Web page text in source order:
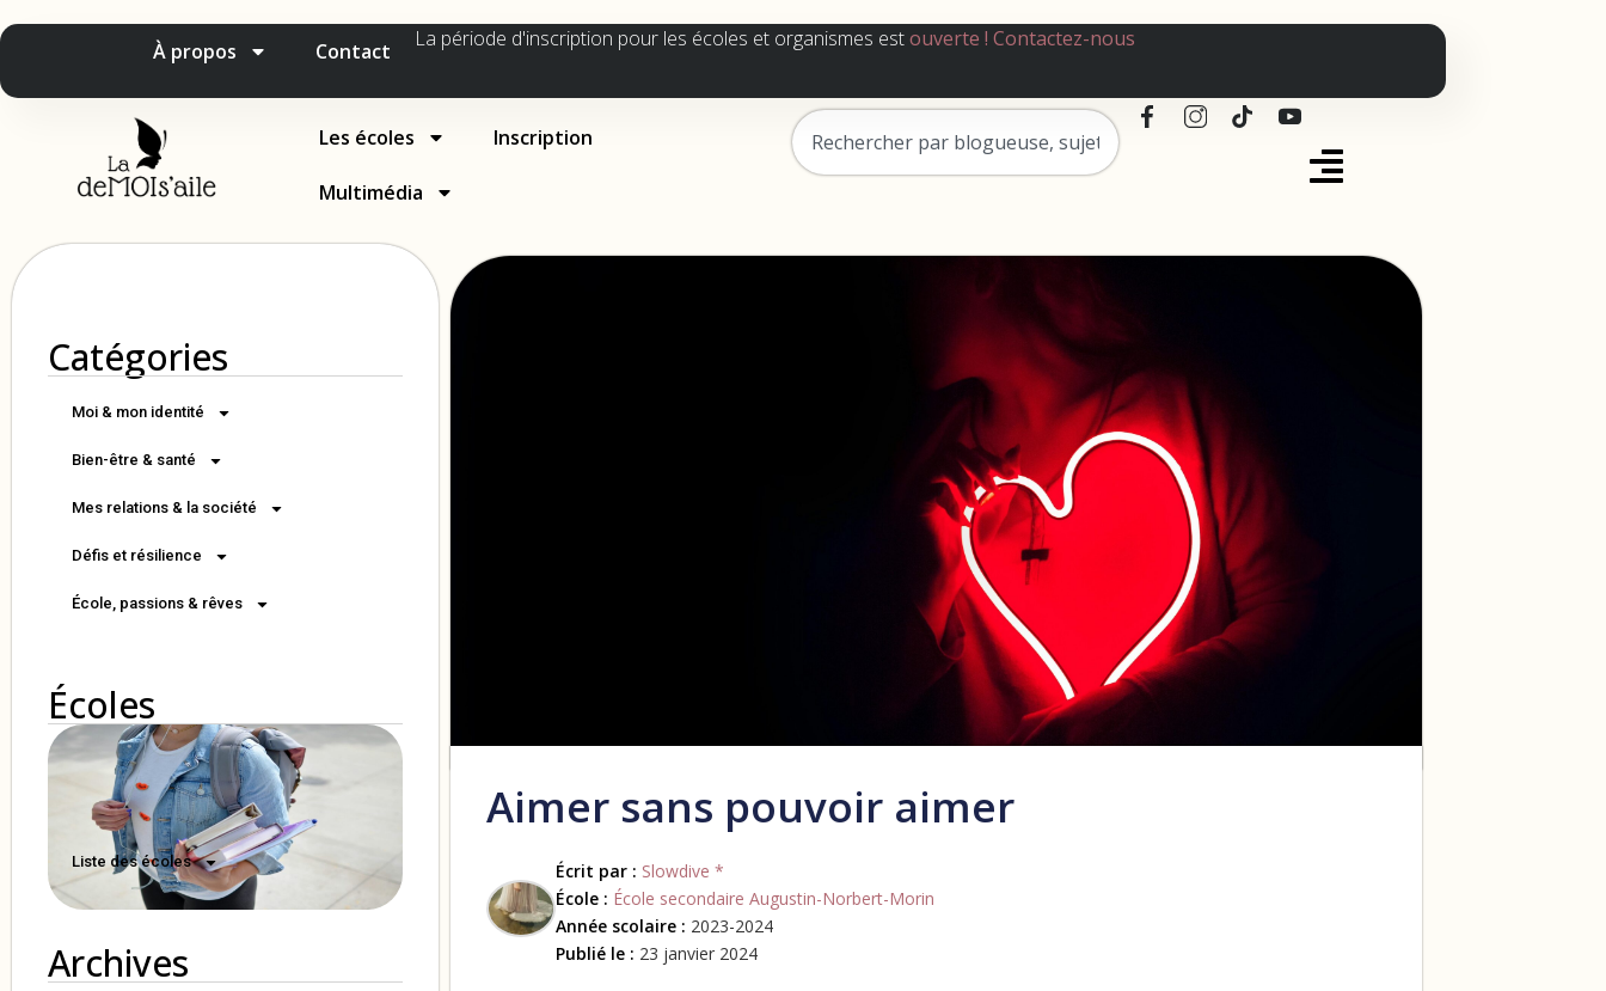
À propos Contact La période d'inscription pour les écoles et organismes estouverte ! Contactez-nous
Les écoles Inscription
Multimédia
Catégories
Moi & mon identité
Bien-être & santé
Mes relations & la société
Défis et résilience
École, passions & rêves
Écoles
Liste des écoles
Archives
Aimer sans pouvoir aimer
Écrit par : Slowdive *
École : École secondaire Augustin-Norbert-Morin
Année scolaire : 2023-2024
Publié le : 23 janvier 2024